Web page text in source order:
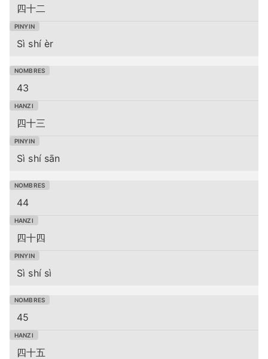
四十二
Sì shí èr
43
四十三
Sì shí sān
44
四十四
Sì shí sì
45
四十五